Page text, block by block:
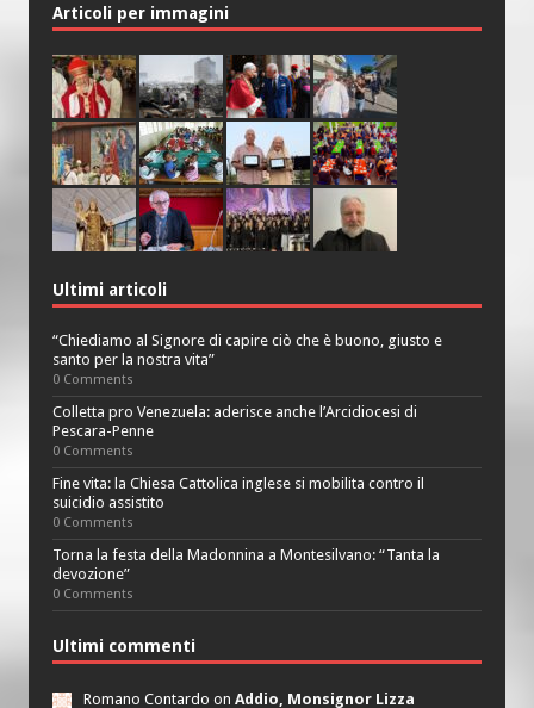
Articoli per immagini
Ultimi articoli
“Chiediamo al Signore di capire ciò che è buono, giusto e
santo per la nostra vita”
0 Comments
Colletta pro Venezuela: aderisce anche l’Arcidiocesi di
Pescara-Penne
0 Comments
Fine vita: la Chiesa Cattolica inglese si mobilita contro il
suicidio assistito
0 Comments
Torna la festa della Madonnina a Montesilvano: “Tanta la
devozione”
0 Comments
Ultimi commenti
Romano Contardo on Addio, Monsignor Lizza